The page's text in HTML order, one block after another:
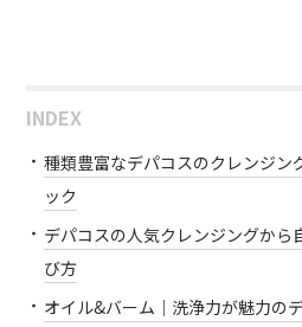
INDEX
種類豊富なデパコスのクレンジン
ック
デパコスの人気クレンジングから
び方
オイル&バーム｜洗浄力が魅力の